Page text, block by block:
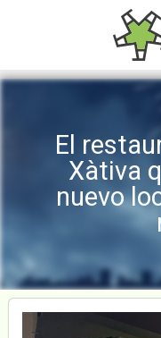
El
Xàtiva
nuevo